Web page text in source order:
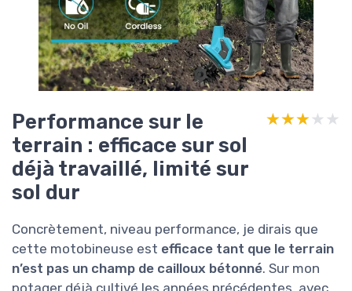
Performance sur le
terrain : efficace sur sol
déjà travaillé, limité sur
sol dur
★★★★★
★★★★★
Concrètement, niveau performance, je dirais que
cette motobineuse est efficace tant que le terrain
n’est pas un champ de cailloux bétonné. Sur mon
potager déjà cultivé les années précédentes, avec